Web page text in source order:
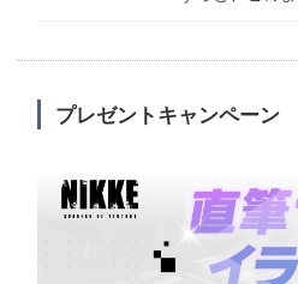
プレゼントキャンペーン